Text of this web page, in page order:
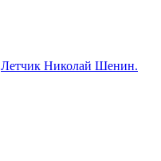
Летчик Николай Шенин.